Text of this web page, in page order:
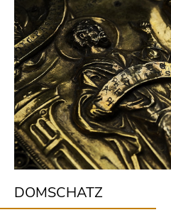
DOMSCHATZ